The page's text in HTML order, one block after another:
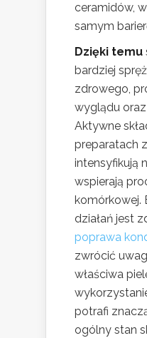
ceramidów,
samym
Dzięki temu
bardziej
zdrowego,
wyglądu
Aktywne
preparatach
intensyfikują
wspierają
komórkowej.
działań jest
poprawa
zwrócić
właściwa
potrafi
ogólny stan